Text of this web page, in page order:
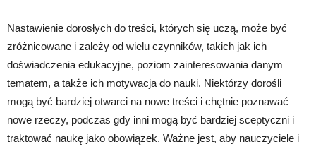
Nastawienie dorosłych do treści, których się uczą, może być
zróżnicowane i zależy od wielu czynników, takich jak ich
doświadczenia edukacyjne, poziom zainteresowania danym
tematem, a także ich motywacja do nauki. Niektórzy dorośli
mogą być bardziej otwarci na nowe treści i chętnie poznawać
nowe rzeczy, podczas gdy inni mogą być bardziej sceptyczni i
traktować naukę jako obowiązek. Ważne jest, aby nauczyciele i